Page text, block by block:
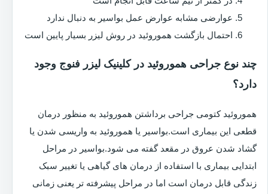
عوارضی مشابه عوارض عمل بواسیر به دنبال ندارد
احتمال بازگشت هموروئید در روش لیزر بسیار پایین است
چند نوع جراحی هموروئید در کلینیک لیزر فنوج وجود
دارد؟
هموروئید کتومی جراحی برداشتن هموروئید به منظور درمان
قطعی این بیماری است.بواسیر یا هموروئید به واریسی شدن یا
گشاد شدن عروق در مقعد گفته می شود.بواسیر در مراحل
ابتدایی بیماری با استفاده از درمان های گیاهی یا تغییر سبک
زندگی قابل درمان است اما در مراحل پیشرفته تر یعنی زمانی